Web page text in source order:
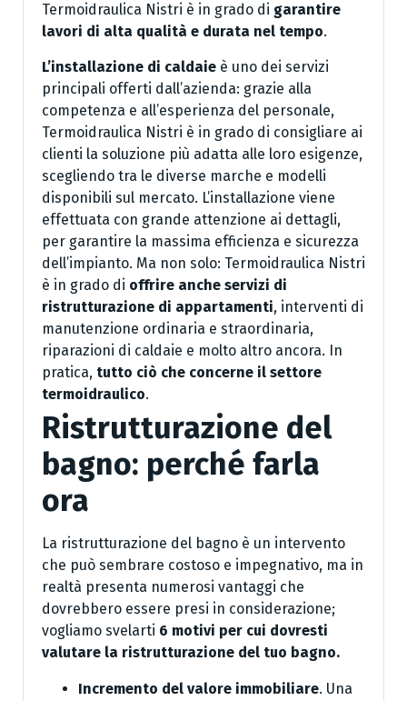
Termoidraulica Nistri è in grado di garantire
lavori di alta qualità e durata nel tempo.
L’installazione di caldaie è uno dei servizi
principali offerti dall’azienda: grazie alla
competenza e all’esperienza del personale,
Termoidraulica Nistri è in grado di consigliare ai
clienti la soluzione più adatta alle loro esigenze,
scegliendo tra le diverse marche e modelli
disponibili sul mercato. L’installazione viene
effettuata con grande attenzione ai dettagli,
per garantire la massima efficienza e sicurezza
dell’impianto. Ma non solo: Termoidraulica Nistri
è in grado di offrire anche servizi di
ristrutturazione di appartamenti, interventi di
manutenzione ordinaria e straordinaria,
riparazioni di caldaie e molto altro ancora. In
pratica, tutto ciò che concerne il settore
termoidraulico.
Ristrutturazione del
bagno: perché farla
ora
La ristrutturazione del bagno è un intervento
che può sembrare costoso e impegnativo, ma in
realtà presenta numerosi vantaggi che
dovrebbero essere presi in considerazione;
vogliamo svelarti 6 motivi per cui dovresti
valutare la ristrutturazione del tuo bagno.
Incremento del valore immobiliare. Una